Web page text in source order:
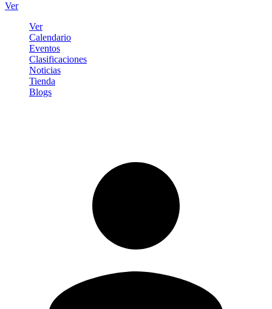
Ver
Ver
Calendario
Eventos
Clasificaciones
Noticias
Tienda
Blogs